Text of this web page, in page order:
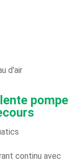
d'air
pompe
continu avec